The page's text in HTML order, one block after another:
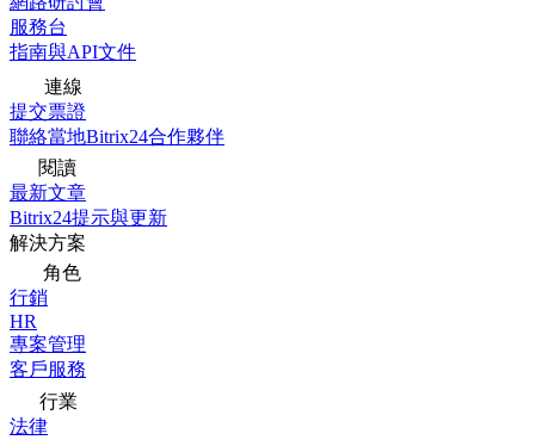
服務台
指南與API文件
連線
提交票證
聯絡當地Bitrix24合作夥伴
閱讀
最新文章
Bitrix24提示與更新
解決方案
角色
行銷
HR
專案管理
客戶服務
行業
法律